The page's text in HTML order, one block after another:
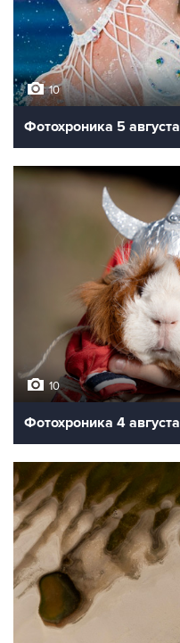
10
Фотохроника 5 августа
10
Фотохроника 4 августа